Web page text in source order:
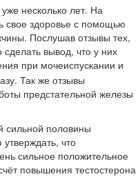
несколько лет. На
свое здоровье с помощью
Послушав отзывы тех,
вывод, что у них
при мочеиспускании и
Так же отзывы
предстательной железы
сильной половины
что
сильное положительное
повышения тестостерона